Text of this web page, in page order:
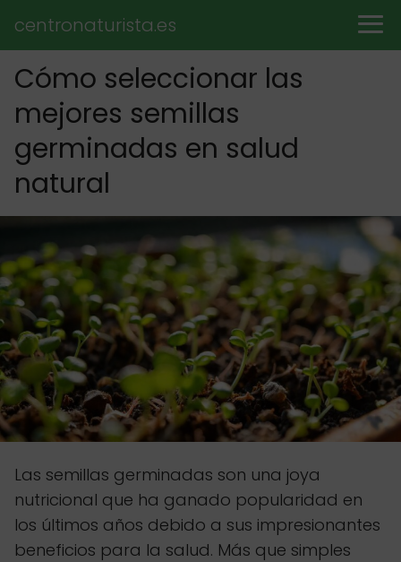
centronaturista.es
Cómo seleccionar las
mejores semillas
germinadas en salud
natural
Las semillas germinadas son una joya
nutricional que ha ganado popularidad en
los últimos años debido a sus impresionantes
beneficios para la salud. Más que simples